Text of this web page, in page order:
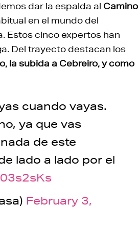
dar la espalda al Camino
en el mundo del
Estos cinco expertos han
Del trayecto destacan los
la subida a Cebreiro, y como
cuando vayas.
ya que vas
de este
lado a lado por el
February 3,